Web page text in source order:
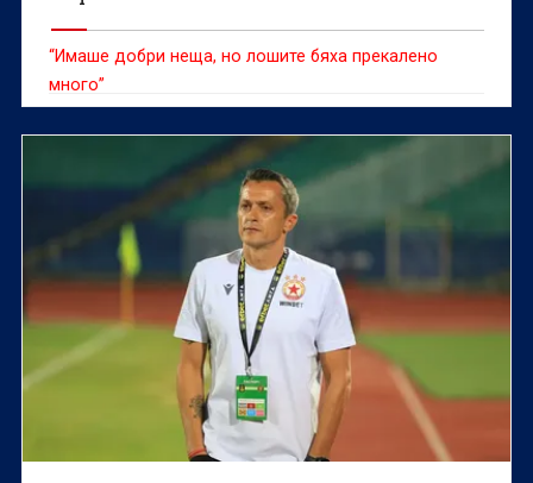
“Имаше добри неща, но лошите бяха прекалено
много”